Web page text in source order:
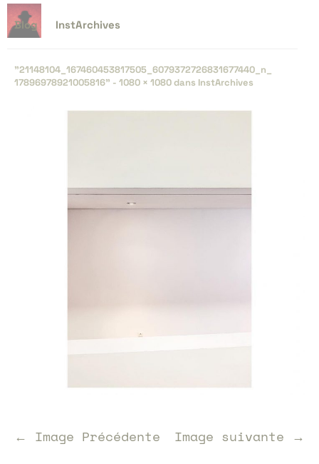
Blog InstArchives
"21148104_​167460453817505_​6079372726831677440_​n_​
17896978921005816" - 1080 × 1080dans InstArchives
← Image Précédente Image suivante →